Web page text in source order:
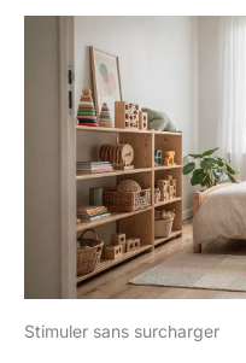
Stimuler sans surcharger